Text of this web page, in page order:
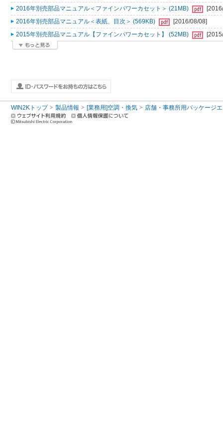
2016年別売部品マニュアル＜ファインパワーカセット＞ (21MB)
2016年別売部品マニュアル＜表紙、目次＞ (569KB)
[2016/08/08]
2015年別売部品マニュアル【ファインパワーカセット】 (52MB)
WIN2Kトップ 製品情報 [業務用]空調・換気 店舗・事務所用パッケージ